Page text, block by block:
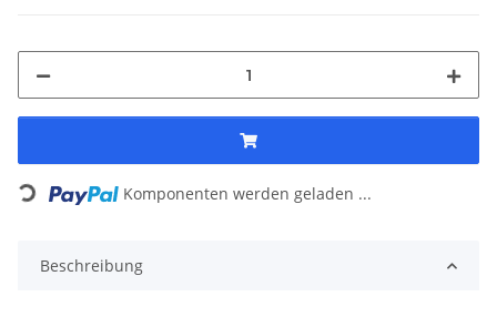
Loading... Komponenten werden geladen ...
Beschreibung